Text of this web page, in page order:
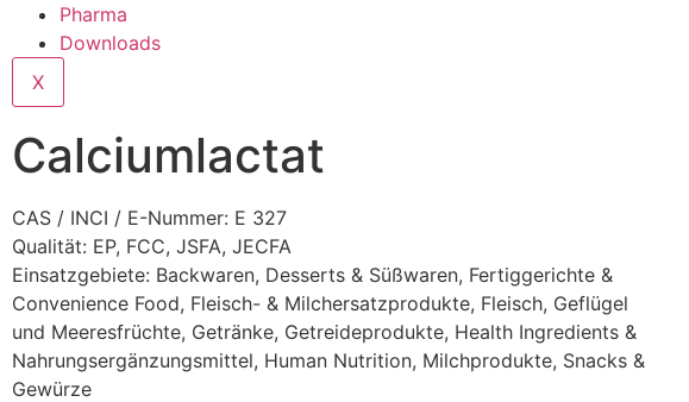
Pharma
Downloads
X
Calciumlactat
CAS / INCI / E-Nummer: E 327
Qualität: EP, FCC, JSFA, JECFA
Einsatzgebiete: Backwaren, Desserts & Süßwaren, Fertiggerichte &
Convenience Food, Fleisch- & Milchersatzprodukte, Fleisch, Geflügel
und Meeresfrüchte, Getränke, Getreideprodukte, Health Ingredients &
Nahrungsergänzungsmittel, Human Nutrition, Milchprodukte, Snacks &
Gewürze